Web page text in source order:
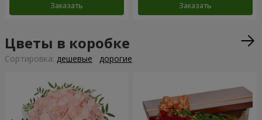
Заказать Заказать
Цветы в коробке
Cортировка: дешевые дорогие